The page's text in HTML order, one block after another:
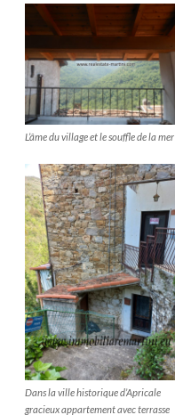
L’âme du village et le souffle de la mer
Dans la ville historique d’Apricale
gracieux appartement avec terrasse